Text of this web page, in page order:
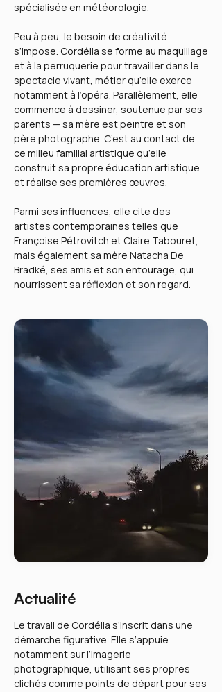
spécialisée en météorologie.
Peu à peu, le besoin de créativité
s’impose. Cordélia se forme au maquillage
et à la perruquerie pour travailler dans le
spectacle vivant, métier qu’elle exerce
notamment à l’opéra. Parallèlement, elle
commence à dessiner, soutenue par ses
parents — sa mère est peintre et son
père photographe. C’est au contact de
ce milieu familial artistique qu’elle
construit sa propre éducation artistique
et réalise ses premières œuvres.
Parmi ses influences, elle cite des
artistes contemporaines telles que
Françoise Pétrovitch et Claire Tabouret,
mais également sa mère Natacha De
Bradké, ses amis et son entourage, qui
nourrissent sa réflexion et son regard.
Actualité
Le travail de Cordélia s’inscrit dans une
démarche figurative. Elle s’appuie
notamment sur l’imagerie
photographique, utilisant ses propres
clichés comme points de départ pour ses